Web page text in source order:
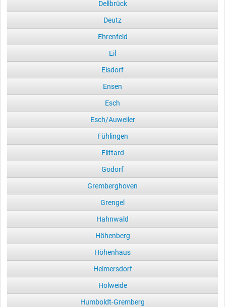
Dellbrück
Deutz
Ehrenfeld
Eil
Elsdorf
Ensen
Esch
Esch/Auweiler
Fühlingen
Flittard
Godorf
Gremberghoven
Grengel
Hahnwald
Höhenberg
Höhenhaus
Heimersdorf
Holweide
Humboldt-Gremberg